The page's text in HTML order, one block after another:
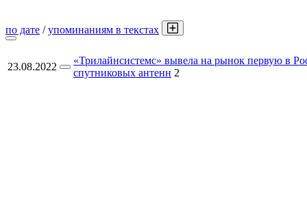
по дате /упоминаниям в текстах
23.08.2022
«Трилайнсистемс» вывела на рынок первую в
спутниковых антенн 2